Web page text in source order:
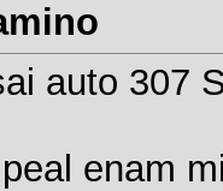
auto 307
enam